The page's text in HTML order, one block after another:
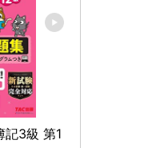
記3級 第1